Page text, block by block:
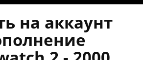
на аккаунт